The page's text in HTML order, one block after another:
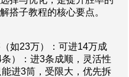
搭子教程的核心要点。
如23万）：可进14万成
）：进3条成顺，灵活性
进3筒，受限大，优先拆